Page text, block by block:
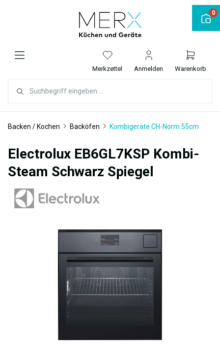
Merkzettel Anmelden Warenkorb
Backen / Kochen Backöfen Kombigeräte CH-Norm 55cm
Electrolux EB6GL7KSP Kombi-
Steam Schwarz Spiegel
Bildergalerie überspringen
0